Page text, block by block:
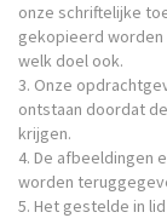
onze schriftelijke
gekopieerd
welk doel ook.
3. Onze
ontstaan doordat
krijgen.
4. De afbeeldingen
worden
5. Het gestelde in